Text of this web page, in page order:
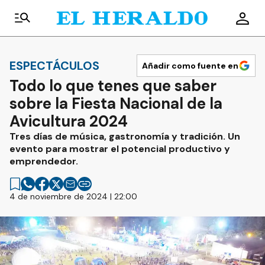
ESPECTÁCULOS Añadir como fuente en
Todo lo que tenes que saber
sobre la Fiesta Nacional de la
Avicultura 2024
Tres días de música, gastronomía y tradición. Un
evento para mostrar el potencial productivo y
emprendedor.
4 de noviembre de 2024 | 22:00